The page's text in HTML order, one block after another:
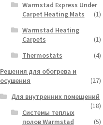
Warmstad Express Under
Carpet Heating Mats
(1)
Warmstad Heating
Carpets
(1)
Thermostats
(4)
Решения для обогрева и
осушения
(27)
Для внутренних помещений
(18)
Системы теплых
полов Warmstad
(5)